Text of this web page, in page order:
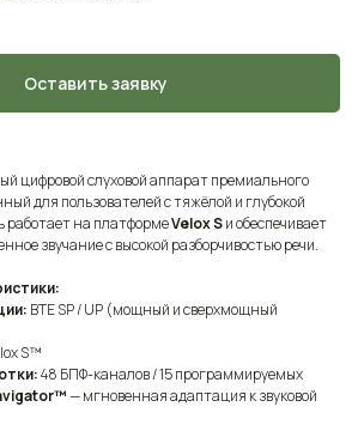
Оставить заявку
цифровой слуховой аппарат премиального
для пользователей с тяжёлой и глубокой
работает на платформеVelox Sи обеспечивает
звучание с высокой разборчивостью речи.
BTE SP / UP (мощный и сверхмощный
S™
48 БПФ-каналов / 15 программируемых
— мгновенная адаптация к звуковой